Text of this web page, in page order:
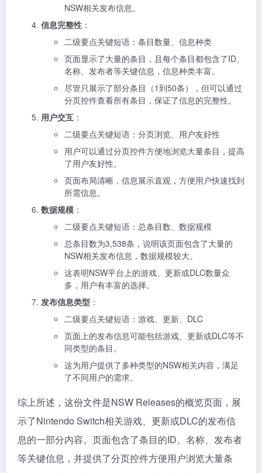
NSW相关发布信息。
信息完整性 ：
二级要点关键短语：条目数量、信息种类
页面显示了大量的条目，且每个条目都包含了ID、
名称、发布者等关键信息，信息种类丰富。
尽管只展示了部分条目（1到50条），但可以通过
分页控件查看所有条目，保证了信息的完整性。
用户交互 ：
二级要点关键短语：分页浏览、用户友好性
用户可以通过分页控件方便地浏览大量条目，提高
了用户友好性。
页面布局清晰，信息展示直观，方便用户快速找到
所需信息。
数据规模 ：
二级要点关键短语：总条目数、数据规模
总条目数为3,538条，说明该页面包含了大量的
NSW相关发布信息，数据规模较大。
这表明NSW平台上的游戏、更新或DLC数量众
多，用户有丰富的选择。
发布信息类型 ：
二级要点关键短语：游戏、更新、DLC
页面上的发布信息可能包括游戏、更新或DLC等不
同类型的条目。
这为用户提供了多种类型的NSW相关内容，满足
了不同用户的需求。
综上所述，这份文件是NSW Releases的概览页面，展
示了Nintendo Switch相关游戏、更新或DLC的发布信
息的一部分内容。页面包含了条目的ID、名称、发布者
等关键信息，并提供了分页控件方便用户浏览大量条